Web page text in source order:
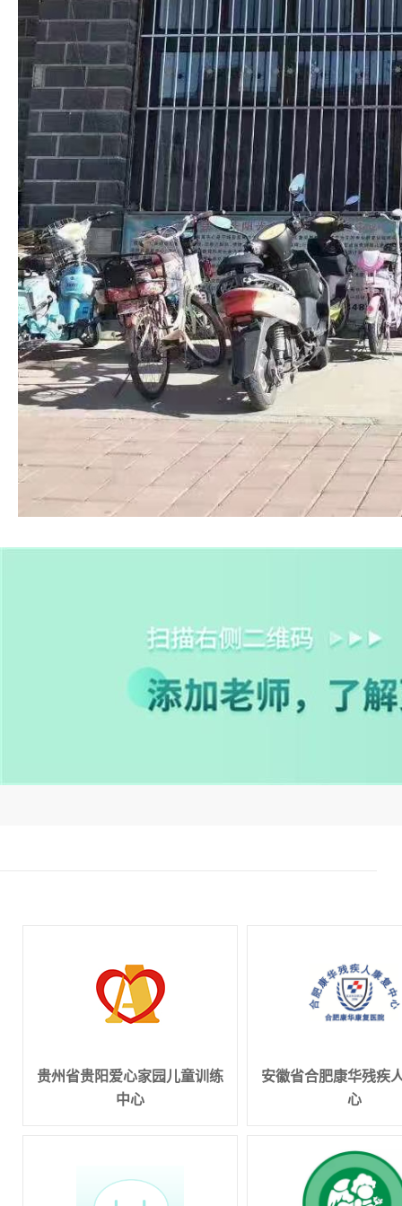
贵州省贵阳爱心家园儿童训练
中心
安徽省合肥康华残疾
心